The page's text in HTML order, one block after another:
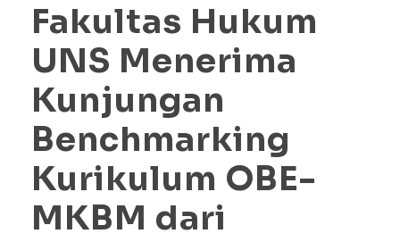
Fakultas Hukum
UNS Menerima
Kunjungan
Benchmarking
Kurikulum OBE-
MKBM dari